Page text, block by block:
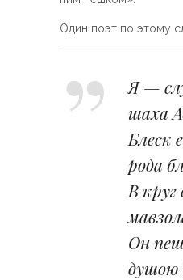
Один поэт по этому
Я —
шаха
Блеск
рода
В круг
Он
душою